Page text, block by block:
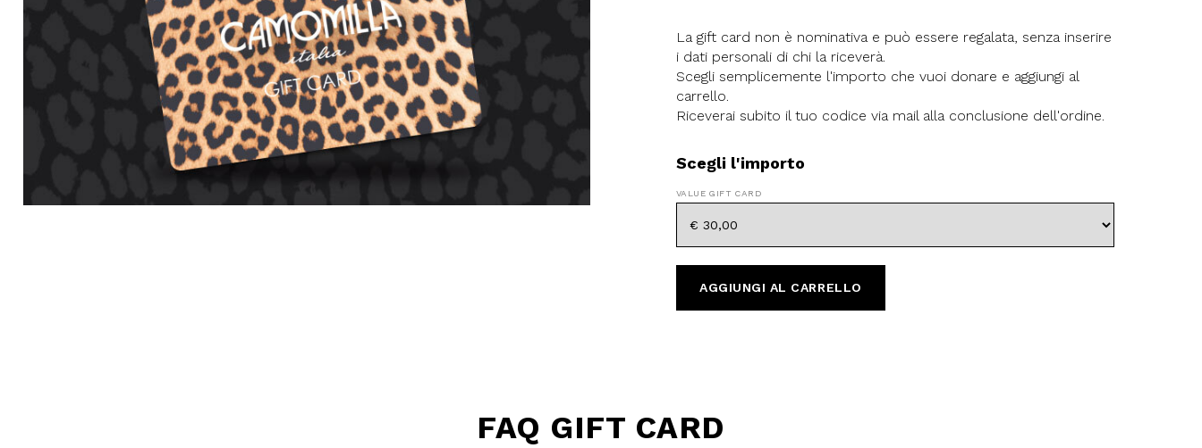
La gift card non è nominativa e può essere regalata, senza inserire
i dati personali di chi la riceverà.
Scegli semplicemente l'importo che vuoi donare e aggiungi al
carrello.
Riceverai subito il tuo codice via mail alla conclusione dell'ordine.
Scegli l'importo
VALUE GIFT CARD
AGGIUNGI AL CARRELLO
FAQ GIFT CARD
Chiudi
10% DI SCONTO
sul tuo primo acquisto!
Entra nella Community di Camomilla Italia e accedi
Con la creazione del tuo profilo, confermi di aver letto e